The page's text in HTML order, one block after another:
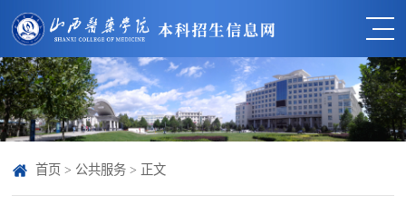
首页 > 公共服务> 正文